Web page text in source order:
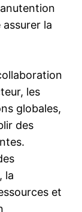
la
les
globales,
des
la
et